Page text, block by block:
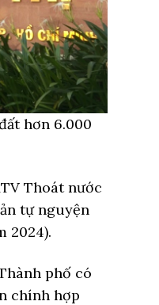
hơn 6.000
Thoát nước
tự nguyện
2024).
phố có
chính hợp